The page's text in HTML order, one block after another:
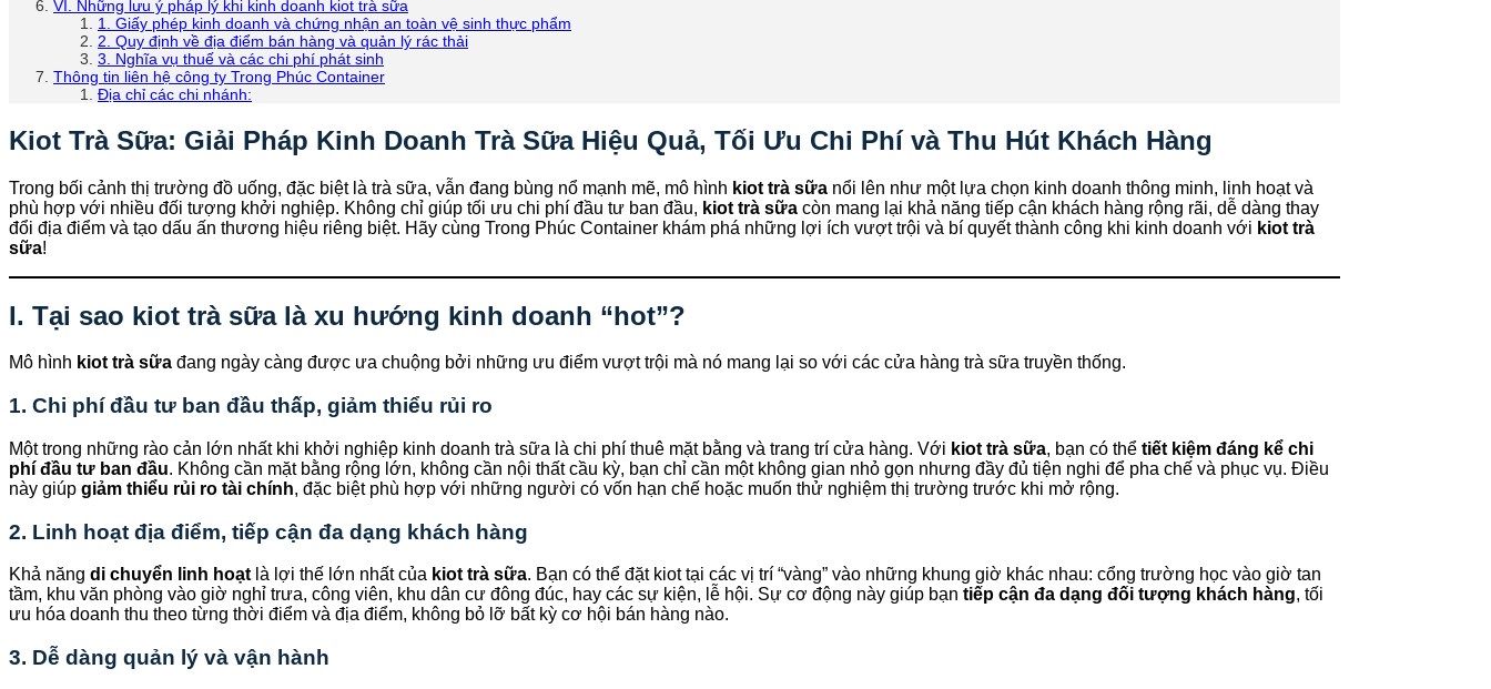
VI. Những lưu ý pháp lý khi kinh doanh kiot trà sữa
1. Giấy phép kinh doanh và chứng nhận an toàn vệ sinh thực phẩm
2. Quy định về địa điểm bán hàng và quản lý rác thải
3. Nghĩa vụ thuế và các chi phí phát sinh
Thông tin liên hệ công ty Trong Phúc Container
Địa chỉ các chi nhánh:
Kiot Trà Sữa: Giải Pháp Kinh Doanh Trà Sữa Hiệu Quả, Tối Ưu Chi Phí và Thu Hút Khách Hàng
Trong bối cảnh thị trường đồ uống, đặc biệt là trà sữa, vẫn đang bùng nổ mạnh mẽ, mô hình kiot trà sữa nổi lên như một lựa chọn kinh doanh thông minh, linh hoạt và
phù hợp với nhiều đối tượng khởi nghiệp. Không chỉ giúp tối ưu chi phí đầu tư ban đầu, kiot trà sữa còn mang lại khả năng tiếp cận khách hàng rộng rãi, dễ dàng thay
đổi địa điểm và tạo dấu ấn thương hiệu riêng biệt. Hãy cùng Trong Phúc Container khám phá những lợi ích vượt trội và bí quyết thành công khi kinh doanh với kiot trà
sữa!
I. Tại sao kiot trà sữa là xu hướng kinh doanh “hot”?
Mô hình kiot trà sữa đang ngày càng được ưa chuộng bởi những ưu điểm vượt trội mà nó mang lại so với các cửa hàng trà sữa truyền thống.
1. Chi phí đầu tư ban đầu thấp, giảm thiểu rủi ro
Một trong những rào cản lớn nhất khi khởi nghiệp kinh doanh trà sữa là chi phí thuê mặt bằng và trang trí cửa hàng. Với kiot trà sữa, bạn có thể tiết kiệm đáng kể chi
phí đầu tư ban đầu. Không cần mặt bằng rộng lớn, không cần nội thất cầu kỳ, bạn chỉ cần một không gian nhỏ gọn nhưng đầy đủ tiện nghi để pha chế và phục vụ. Điều
này giúp giảm thiểu rủi ro tài chính, đặc biệt phù hợp với những người có vốn hạn chế hoặc muốn thử nghiệm thị trường trước khi mở rộng.
2. Linh hoạt địa điểm, tiếp cận đa dạng khách hàng
Khả năng di chuyển linh hoạt là lợi thế lớn nhất của kiot trà sữa. Bạn có thể đặt kiot tại các vị trí “vàng” vào những khung giờ khác nhau: cổng trường học vào giờ tan
tầm, khu văn phòng vào giờ nghỉ trưa, công viên, khu dân cư đông đúc, hay các sự kiện, lễ hội. Sự cơ động này giúp bạn tiếp cận đa dạng đối tượng khách hàng, tối
ưu hóa doanh thu theo từng thời điểm và địa điểm, không bỏ lỡ bất kỳ cơ hội bán hàng nào.
3. Dễ dàng quản lý và vận hành